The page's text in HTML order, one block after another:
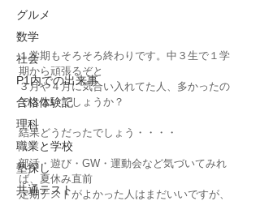
グルメ
数学
社会
P1内での出来事
合格体験記
理科
職業と学校
塾探し
共通テスト
１学期もそろそろ終わりです。中３生で１学
期から頑張るぞと
３月や４月に気合い入れてた人、多かったの
ではないでしょうか？
結果どうだったでしょう・・・・
部活・遊び・GW・運動会など気づいてみれ
ば、夏休み直前
定期テストがよかった人はまだいいですが、